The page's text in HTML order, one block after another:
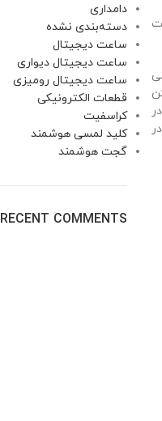
دامداری
دسته‌بندی نشده
ساعت دیجیتال
ساعت دیجیتال دیواری
ساعت دیجیتال رومیزی
قطعات الکترونیکی
کراسفیت
کلید لمسی هوشمند
گجت هوشمند
RECENT COMMENTS